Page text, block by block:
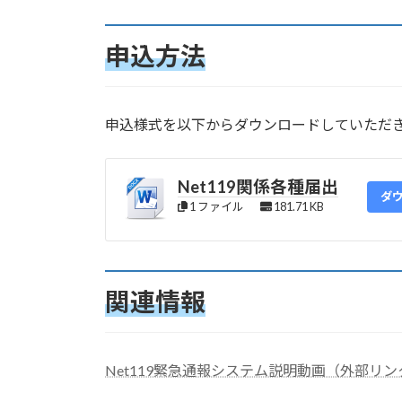
申込方法
申込様式を以下からダウンロードしていただ
Net119関係各種届出
1 ファイル 181.71 KB
ダ
関連情報
Net119緊急通報システム説明動画（外部リン